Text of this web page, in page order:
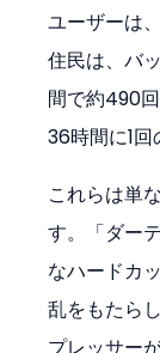
ユーザーは
住民は、バ
間で約490
36時間に1回
これらは単
す。「ダー
なハードカ
乱をもたら